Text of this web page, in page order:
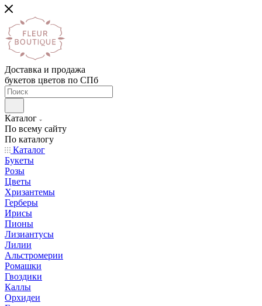
Доставка и продажа
букетов цветов по СПб
Каталог
По всему сайту
По каталогу
Каталог
Букеты
Розы
Цветы
Хризантемы
Герберы
Ирисы
Пионы
Лизиантусы
Лилии
Альстромерии
Ромашки
Гвоздики
Каллы
Орхидеи